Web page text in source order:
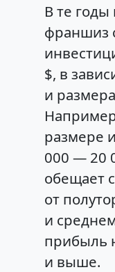
В те
франшиз
$, в
и
размере
000 — 20
обещает
от
и
прибыль
и выше.